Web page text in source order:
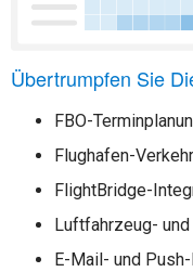
Übertrumpfen Sie
FBO-
Flughafen-
FlightBridge-
Luftfahrzeug-
E-Mail- und